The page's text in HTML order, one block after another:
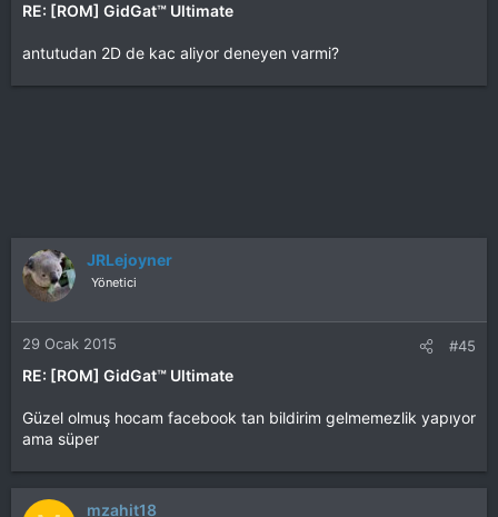
RE: [ROM] GidGat™ Ultimate
antutudan 2D de kac aliyor deneyen varmi?
JRLejoyner
Yönetici
29 Ocak 2015 #45
RE: [ROM] GidGat™ Ultimate
Güzel olmuş hocam facebook tan bildirim gelmemezlik yapıyor
ama süper
mzahit18